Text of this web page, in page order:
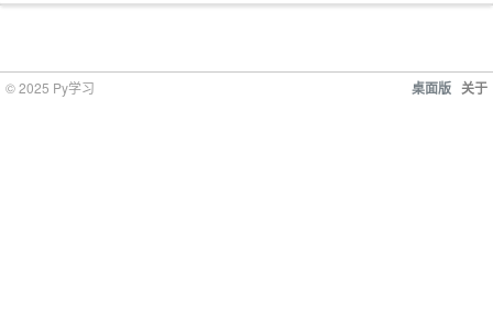
桌面版 关于
© 2025 Py学习